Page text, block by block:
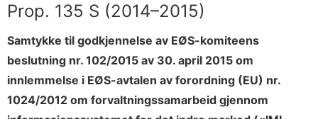
Prop. 135 S (2014–2015)
Samtykke til godkjennelse av EØS-komiteens
beslutning nr. 102/2015 av 30. april 2015 om
innlemmelse i EØS-avtalen av forordning (EU) nr.
1024/2012 om forvaltningssamarbeid gjennom